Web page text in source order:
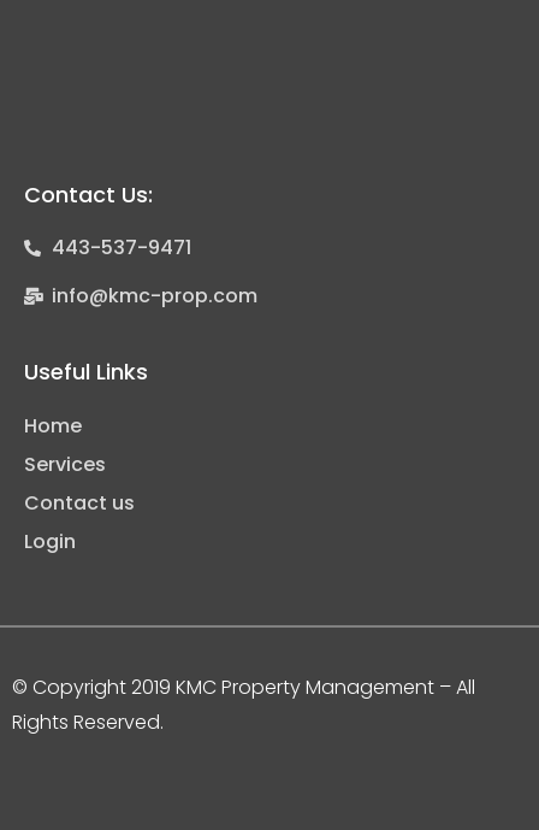
Contact Us:
443-537-9471
info@kmc-prop.com
Useful Links
Home
Services
Contact us
Login
© Copyright 2019 KMC Property Management – All
Rights Reserved.